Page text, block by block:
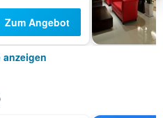
Zum Angebot
anzeigen